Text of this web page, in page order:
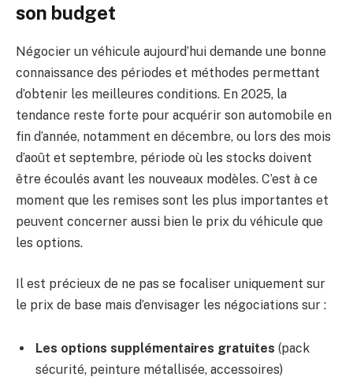
son budget
Négocier un véhicule aujourd’hui demande une bonne
connaissance des périodes et méthodes permettant
d’obtenir les meilleures conditions. En 2025, la
tendance reste forte pour acquérir son automobile en
fin d’année, notamment en décembre, ou lors des mois
d’août et septembre, période où les stocks doivent
être écoulés avant les nouveaux modèles. C’est à ce
moment que les remises sont les plus importantes et
peuvent concerner aussi bien le prix du véhicule que
les options.
Il est précieux de ne pas se focaliser uniquement sur
le prix de base mais d’envisager les négociations sur :
Les options supplémentaires gratuites (pack
sécurité, peinture métallisée, accessoires)